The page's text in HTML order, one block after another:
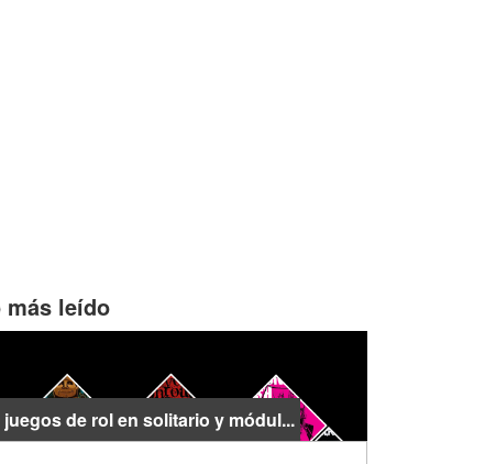
más leído
juegos de rol en solitario y módul...